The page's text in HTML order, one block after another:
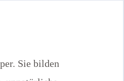
Sie bilden